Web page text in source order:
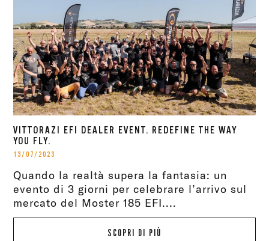
VITTORAZI EFI DEALER EVENT. REDEFINE THE WAY
YOU FLY.
13/07/2023
Quando la realtà supera la fantasia: un
evento di 3 giorni per celebrare l’arrivo sul
mercato del Moster 185 EFI....
SCOPRI DI PIÙ